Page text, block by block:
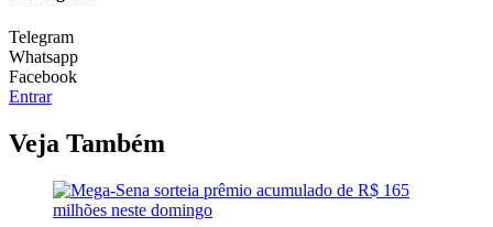
Telegram
Whatsapp
Facebook
Entrar
Veja Também